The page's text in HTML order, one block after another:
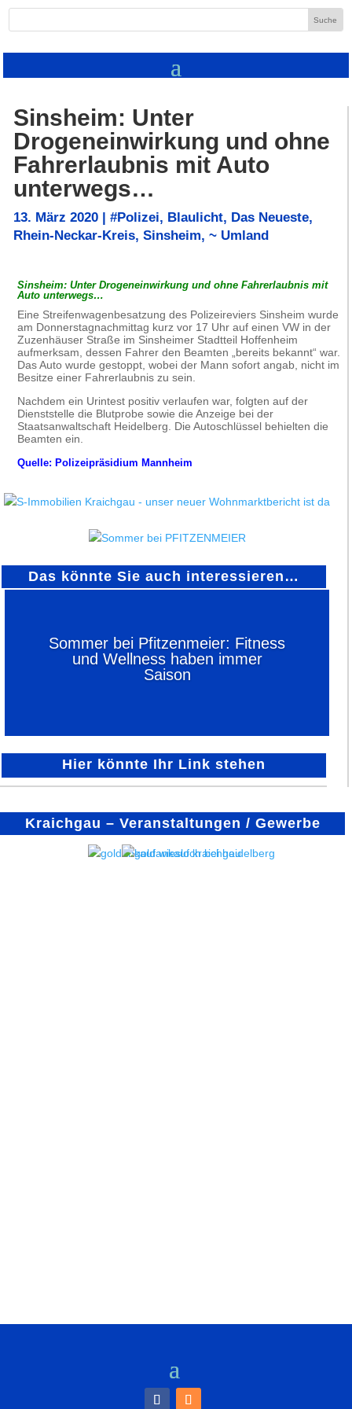
Sinsheim: Unter
Drogeneinwirkung und ohne
Fahrerlaubnis mit Auto
unterwegs…
13. März 2020 | #Polizei, Blaulicht, Das Neueste,
Rhein-Neckar-Kreis, Sinsheim, ~ Umland
Sinsheim: Unter Drogeneinwirkung und ohne Fahrerlaubnis mit
Auto unterwegs…
Eine Streifenwagenbesatzung des Polizeireviers Sinsheim wurde
am Donnerstagnachmittag kurz vor 17 Uhr auf einen VW in der
Zuzenhäuser Straße im Sinsheimer Stadtteil Hoffenheim
aufmerksam, dessen Fahrer den Beamten „bereits bekannt“ war.
Das Auto wurde gestoppt, wobei der Mann sofort angab, nicht im
Besitze einer Fahrerlaubnis zu sein.
Nachdem ein Urintest positiv verlaufen war, folgten auf der
Dienststelle die Blutprobe sowie die Anzeige bei der
Staatsanwaltschaft Heidelberg. Die Autoschlüssel behielten die
Beamten ein.
Quelle: Polizeipräsidium Mannheim
Das könnte Sie auch interessieren…
Sommer bei Pfitzenmeier: Fitness
und Wellness haben immer
Saison
Hier könnte Ihr Link stehen
Kraichgau – Veranstaltungen / Gewerbe